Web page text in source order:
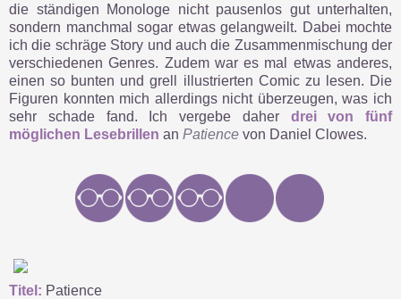
die ständigen Monologe nicht pausenlos gut unterhalten,
sondern manchmal sogar etwas gelangweilt. Dabei mochte
ich die schräge Story und auch die Zusammenmischung der
verschiedenen Genres. Zudem war es mal etwas anderes,
einen so bunten und grell illustrierten Comic zu lesen. Die
Figuren konnten mich allerdings nicht überzeugen, was ich
sehr schade fand. Ich vergebe daher drei von fünf
möglichen Lesebrillen an Patience von Daniel Clowes.
Titel: Patience